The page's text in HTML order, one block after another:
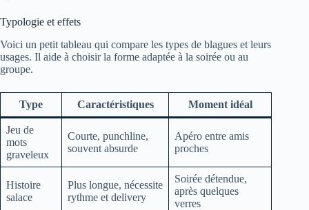
Typologie et effets
Voici un petit tableau qui compare les types de blagues et leurs
usages. Il aide à choisir la forme adaptée à la soirée ou au
groupe.
Type Caractéristiques Moment idéal
Jeu de
mots
graveleux
Courte, punchline,
souvent absurde
Apéro entre amis
proches
Histoire
salace
Plus longue, nécessite
rythme et delivery
Soirée détendue,
après quelques
verres